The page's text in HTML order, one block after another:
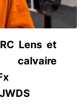
Lens et